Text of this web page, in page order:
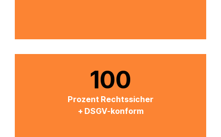
100
Prozent Rechtssicher
+ DSGV-konform